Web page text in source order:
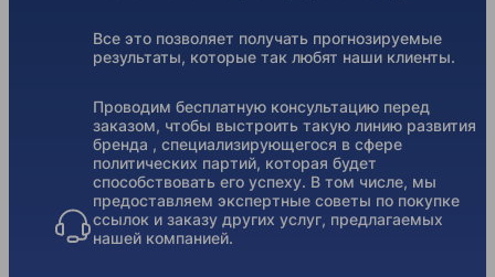
Все это позволяет получать прогнозируемые
результаты, которые так любят наши клиенты.
Проводим бесплатную консультацию перед
заказом, чтобы выстроить такую линию развития
бренда , специализирующегося в сфере
политических партий, которая будет
способствовать его успеху. В том числе, мы
предоставляем экспертные советы по покупке
ссылок и заказу других услуг, предлагаемых
нашей компанией.